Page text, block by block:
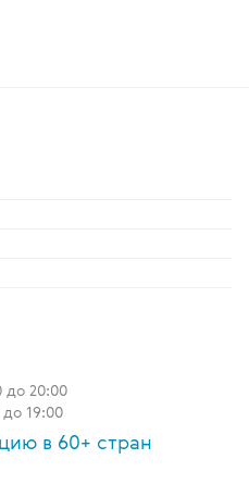
до 20:00
19:00
в 60+ стран